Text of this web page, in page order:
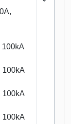
100kA
100kA
100kA
100kA